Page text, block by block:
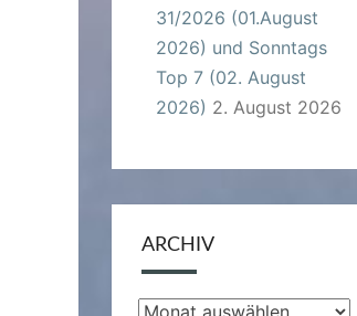
31/2026 (01.August
2026) und Sonntags
Top 7 (02. August
2026) 2. August 2026
ARCHIV
Archiv